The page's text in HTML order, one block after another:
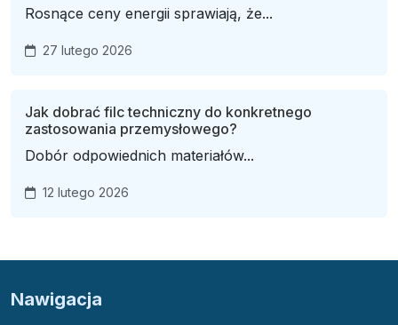
Rosnące ceny energii sprawiają, że...
27 lutego 2026
Jak dobrać filc techniczny do konkretnego
zastosowania przemysłowego?
Dobór odpowiednich materiałów...
12 lutego 2026
Nawigacja